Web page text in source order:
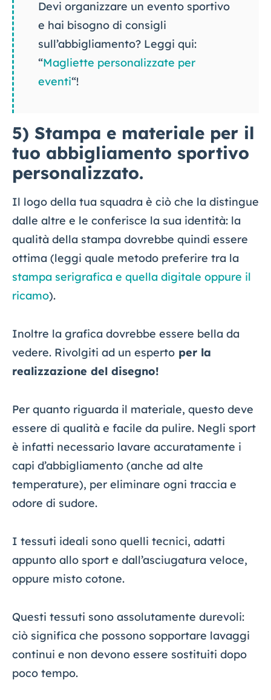
Devi organizzare un evento sportivo
e hai bisogno di consigli
sull’abbigliamento? Leggi qui:
“Magliette personalizzate per
eventi“!
5) Stampa e materiale per il
tuo abbigliamento sportivo
personalizzato.
Il logo della tua squadra è ciò che la distingue
dalle altre e le conferisce la sua identità: la
qualità della stampa dovrebbe quindi essere
ottima (leggi quale metodo preferire tra la
stampa serigrafica e quella digitale oppure il
ricamo).
Inoltre la grafica dovrebbe essere bella da
vedere. Rivolgiti ad un esperto per la
realizzazione del disegno!
Per quanto riguarda il materiale, questo deve
essere di qualità e facile da pulire. Negli sport
è infatti necessario lavare accuratamente i
capi d’abbigliamento (anche ad alte
temperature), per eliminare ogni traccia e
odore di sudore.
I tessuti ideali sono quelli tecnici, adatti
appunto allo sport e dall’asciugatura veloce,
oppure misto cotone.
Questi tessuti sono assolutamente durevoli:
ciò significa che possono sopportare lavaggi
continui e non devono essere sostituiti dopo
poco tempo.